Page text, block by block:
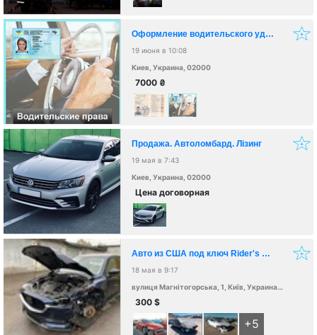
Оформление водительского удостоверения Украины
19 июня в 10:08
Киев, Украина, 02000
7000 ₴
Продажа. Автоломбард. Лізинг
19 мая в 7:43
Киев, Украина, 02000
Цена договорная
Авто из США под ключ Rider's Auto
18 мая в 9:17
вулиця Магнітогорська, 1, Київ, Украина, 02000
300$
+5